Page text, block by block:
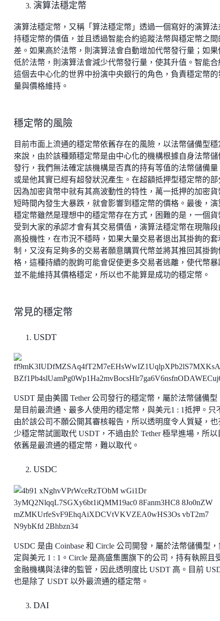
演算法穩定幣
演算法穩定幣，又稱「算法穩定幣」透過一個寫好的演算法
持穩定幣的價值，並且透過智能合約追蹤法幣與穩定幣之間
差。如果高於法幣，則演算法會自動增加代幣發行量；如果
低於法幣，則演算法會減少代幣發行量，使其升值。智能合
這個去中心化的世界中扮演中央銀行的角色，負責穩定幣的
量與價格維持。
穩定幣的風險
目前市面上流通的穩定幣依舊存在的風險，以法幣儲備型穩
來說，由於該種類穩定幣是由中心化的機構根據自身法幣儲
發行，我們無法確定該機構是否真的持有等值的法幣儲備量
或是他其實已經有超發狀況產生。在超額抵押型穩定幣的部
因為加密貨幣中就有其高波動性的特性，萬一抵押的加密貨
短時間內發生大暴跌，就會影響到穩定幣的價格。最後，演
穩定幣雖然是理想中的穩定幣存在方式，困難的是，一個貨
受到大家的承認才會有其交易價值，演算法穩定幣在現階段
高投機性，在市況不穩時，如果大量交易者退出其掛鉤的套
制，又沒有足夠多的交易者願意購買代幣並將其推回其掛鉤
格，這種持續的脫鉤可能會促使更多交易者逃離，使代幣暴
並不能維持其價格穩定，所以也不能算是成功的穩定幣。
常見的穩定幣
USDT
USDT 是由美國 Tether 公司發行的穩定幣，屬於法幣儲備型
是目前最流通、最多人使用的穩定幣，與美元1 : 1抵押。只
由於該公司不願公開其審核報告，所以透明度令人質疑，也
少穩定幣試圖取代 USDT，不過由於 Tether 極早進場，所以
依舊是最流通的穩定幣，難以取代。
USDC
USDC 是由 Coinbase 和 Circle 公司開發，屬於法幣儲備型
定與美元 1 : 1。Circle 是高盛集團旗下的公司，持有執照且
金融機構與法律的監管，因此透明度比 USDT 高。目前
也是除了 USDT 以外最流通的穩定幣。
DAI